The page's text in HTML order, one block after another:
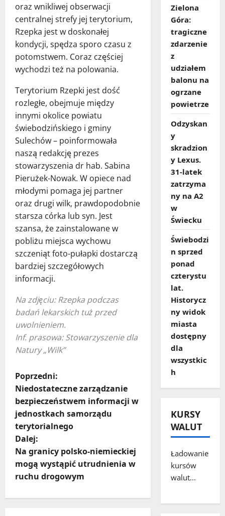
oraz wnikliwej obserwacji
centralnej strefy jej terytorium,
Rzepka jest w doskonałej
kondycji, spędza sporo czasu z
potomstwem. Coraz częściej
wychodzi też na polowania.
Terytorium Rzepki jest dość
rozległe, obejmuje między
innymi okolice powiatu
świebodzińskiego i gminy
Sulechów – poinformowała
naszą redakcję prezes
stowarzyszenia dr hab. Sabina
Pierużek-Nowak. W opiece nad
młodymi pomaga jej partner
oraz drugi wilk, prawdopodobnie
starsza córka lub syn. Jest
szansa, że zainstalowane w
pobliżu miejsca wychowu
szczeniąt foto-pułapki dostarczą
bardziej szczegółowych
informacji.
Na zdjęciu: Rzepka podczas
badań lekarskich tuż przed
uwolnieniem.
Inf. prasowa: Stowarzyszenie dla
Natury „Wilk”
Z
o
b
a
c
z
Poprzedni:
Niedostateczne zarządzanie
bezpieczeństwem informacji w
jednostkach samorządu
terytorialnego
Dalej:
Na granicy polsko-niemieckiej
mogą wystąpić utrudnienia w
ruchu drogowym
Zielona
Góra:
tragiczne
zdarzenie
z
udziałem
balonu na
ogrzane
powietrze
Odzyskan
y
skradzion
y Lexus.
31‑latek
zatrzyma
ny na A2
w
Świecku
Świebodzi
n sprzed
ponad
czterystu
lat.
Historycz
ny widok
miasta
dostępny
dla
wszystkic
h
KURSY
WALUT
Ładowanie
kursów
walut...